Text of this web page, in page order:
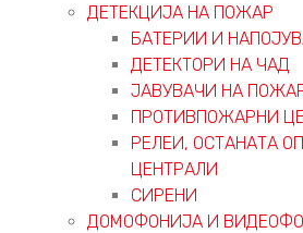
ДЕТЕКЦИЈА НА ПОЖАР
БАТЕРИИ И
ДЕТЕКТОРИ НА ЧАД
ЈАВУВАЧИ НА
ПРОТИВПОЖАРНИ
РЕЛЕИ, ОСТАНАТА
ЦЕНТРАЛИ
СИРЕНИ
ДОМОФОНИЈА И